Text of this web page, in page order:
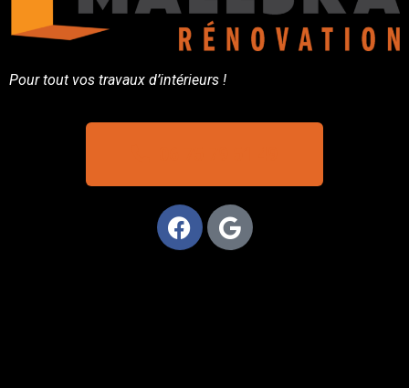
Pour tout vos travaux d’intérieurs !